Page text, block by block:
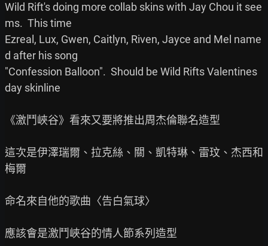
Wild Rift's doing more collab skins with Jay Chou it see
ms.  This time
Ezreal, Lux, Gwen, Caitlyn, Riven, Jayce and Mel name
d after his song
"Confession Balloon".  Should be Wild Rifts Valentines
day skinline
《激鬥峽谷》看來又要將推出周杰倫聯名造型
這次是伊澤瑞爾、拉克絲、關、凱特琳、雷玟、杰西和
梅爾
命名來自他的歌曲〈告白氣球〉
應該會是激鬥峽谷的情人節系列造型